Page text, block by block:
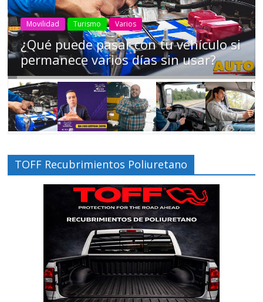
AEADE Industria Motociclismo Motos Movilidad
Campaña busca cambiar destino de
los motociclistas en la región
TOFF Recubrimientos Poliuretano